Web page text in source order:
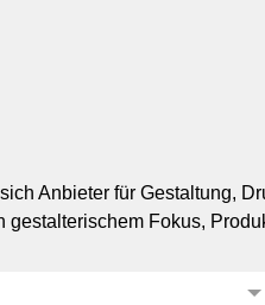
Mobilität
und Medienbranche
Anbieter für Gestaltung,
gestalterischem Fokus,